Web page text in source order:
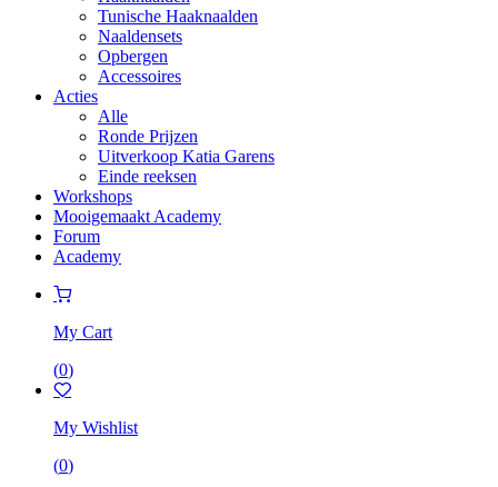
Tunische Haaknaalden
Naaldensets
Opbergen
Accessoires
Acties
Alle
Ronde Prijzen
Uitverkoop Katia Garens
Einde reeksen
Workshops
Mooigemaakt Academy
Forum
Academy
My Cart
(0)
My Wishlist
(0)